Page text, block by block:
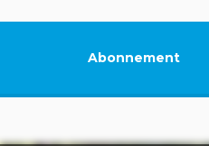
Abonnement